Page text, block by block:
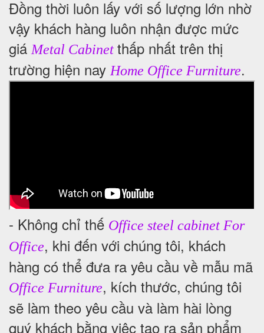
Đồng thời luôn lấy với số lượng lớn nhờ
vậy khách hàng luôn nhận được mức
giáMetal Cabinet thấp nhất trên thị
trường hiện nayHome Office Furniture.
- Không chỉ thế Office steel cabinet For
Office, khi đến với chúng tôi, khách
hàng có thể đưa ra yêu cầu về mẫu mã
Office Furniture, kích thước, chúng tôi
sẽ làm theo yêu cầu và làm hài lòng
quý khách bằng việc tạo ra sản phẩm